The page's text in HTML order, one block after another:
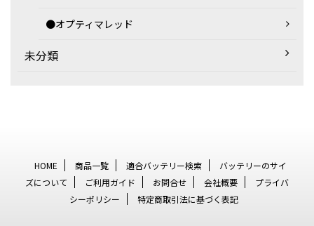
●オプティマレッド
未分類
HOME 商品一覧 適合バッテリー検索
バッテリーのサイ
ズについて
ご利用ガイド お問合せ 会社概要
プライバ
シーポリシー
特定商取引法に基づく表記